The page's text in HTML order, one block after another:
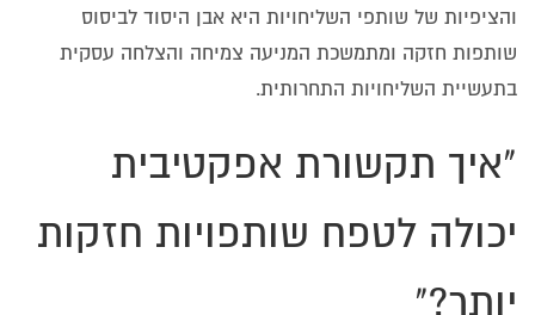
והציפיות של שותפי השליחויות היא אבן היסוד לביסוס
שותפות חזקה ומתמשכת המניעה צמיחה והצלחה עסקית
בתעשיית השליחויות התחרותית.
"איך תקשורת אפקטיבית
יכולה לטפח שותפויות חזקות
יותר?"